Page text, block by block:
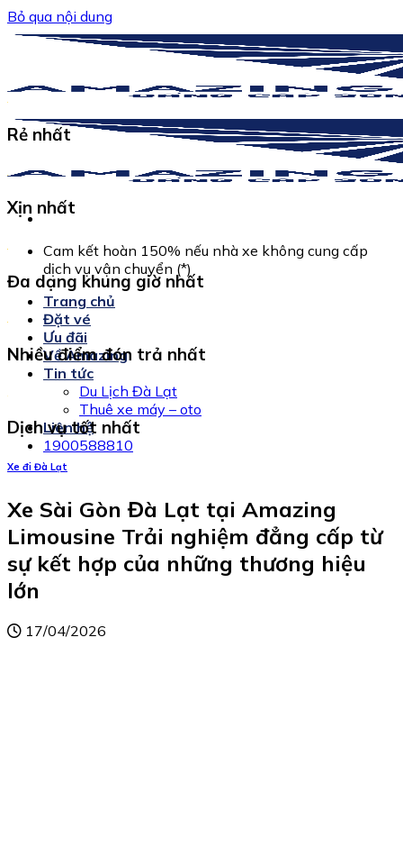
Bỏ qua nội dung
Cam kết hoàn 150% nếu nhà xe không cung cấp
dịch vụ vận chuyển (*)
Trang chủ
Đặt vé
Ưu đãi
Về Amazing
Tin tức
Du Lịch Đà Lạt
Thuê xe máy – oto
Liên hệ
1900588810
Rẻ nhất
Xịn nhất
Đa dạng khung giờ nhất
Nhiều điểm đón trả nhất
Dịch vụ tốt nhất
Xe đi Đà Lạt
Xe Sài Gòn Đà Lạt tại Amazing
Limousine Trải nghiệm đẳng cấp từ
sự kết hợp của những thương hiệu
lớn
17/04/2026